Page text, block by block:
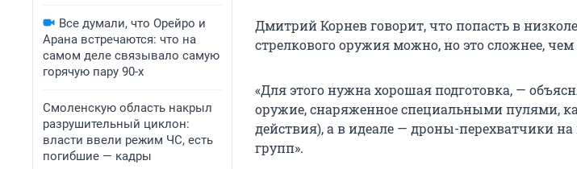
Все думали, что Орейро и
Арана встречаются: что на
самом деле связывало самую
горячую пару 90-х
Смоленскую область накрыл
разрушительный циклон:
власти ввели режим ЧС, есть
погибшие — кадры
Дмитрий Корнев говорит, что попасть в
стрелкового оружия можно, но это сложнее, чем
«Для этого нужна хорошая подготовка, —
оружие, снаряженное специальными пулями,
действия), а в идеале — дроны-перехватчики
групп».